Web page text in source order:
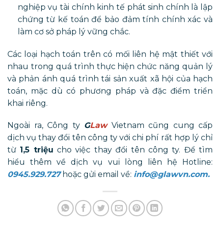
nghiệp vụ tài chính kinh tế phát sinh chính là lập
chứng từ kế toán để bảo đảm tính chính xác và
làm cơ sở pháp lý vững chắc.
Các loại hạch toán trên có mối liên hệ mật thiết với
nhau trong quá trình thực hiện chức năng quản lý
và phản ánh quá trình tái sản xuất xã hội của hạch
toán, mặc dù có phương pháp và đặc điểm triển
khai riêng.
Ngoài ra, Công ty GLawVietnam cũng cung cấp
dịch vụ thay đổi tên công ty với chi phí rất hợp lý chỉ
từ 1,5 triệu cho việc thay đổi tên công ty. Để tìm
hiểu thêm về dịch vụ vui lòng liên hệ Hotline:
0945.929.727hoặc gửi email về: info@glawvn.com.